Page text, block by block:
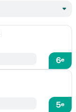
6e
5e